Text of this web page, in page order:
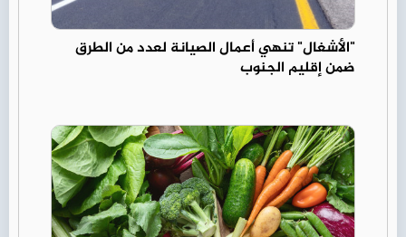
"الأشغال" تنهي أعمال الصيانة لعدد من الطرق
ضمن إقليم الجنوب